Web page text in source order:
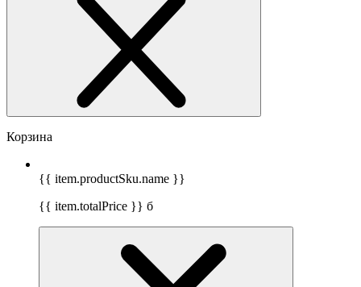
Корзина
{{ item.productSku.name }}
{{ item.totalPrice }} б